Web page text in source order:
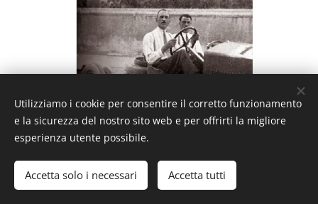
Utilizziamo i cookie per consentire il corretto funzionamento
e la sicurezza del nostro sito web e per offrirti la migliore
esperienza utente possibile.
Accetta solo i necessari Accetta tutti